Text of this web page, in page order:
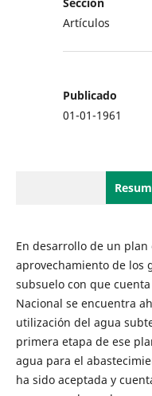
Artículos
Publicado
01-01-1961
En desarrollo de un
aprovechamiento de los
subsuelo con que
Nacional se encuentra
utilización del agua
primera etapa de ese
agua para el
ha sido aceptada y